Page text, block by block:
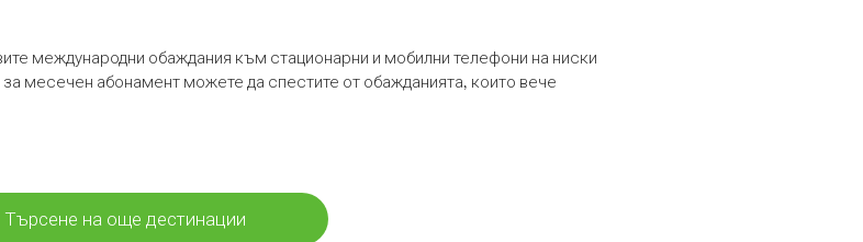
международни обаждания към стационарни и мобилни телефони на ниски
месечен абонамент можете да спестите от обажданията, които вече
Търсене на още дестинации